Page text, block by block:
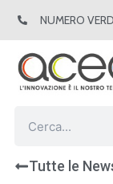
NUMERO
Tutte le